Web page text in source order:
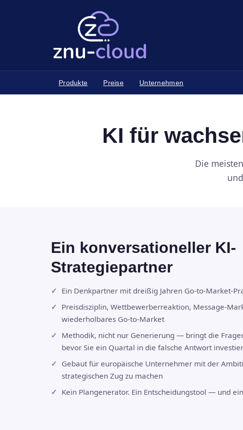
Produkte Preise Unternehmen
KI für
Die
Ein konversationeller KI-
Strategiepartner
Ein Denkpartner mit dreißig Jahren Go-to-Market-
Preisdisziplin, Wettbewerberreaktion, Message-
wiederholbares Go-to-Market
Methodik, nicht nur Generierung — bringt die
bevor Sie ein Quartal in die falsche Antwort
Gebaut für europäische Unternehmer mit der
strategischen Zug zu machen
Kein Plangenerator. Ein Entscheidungstool — und